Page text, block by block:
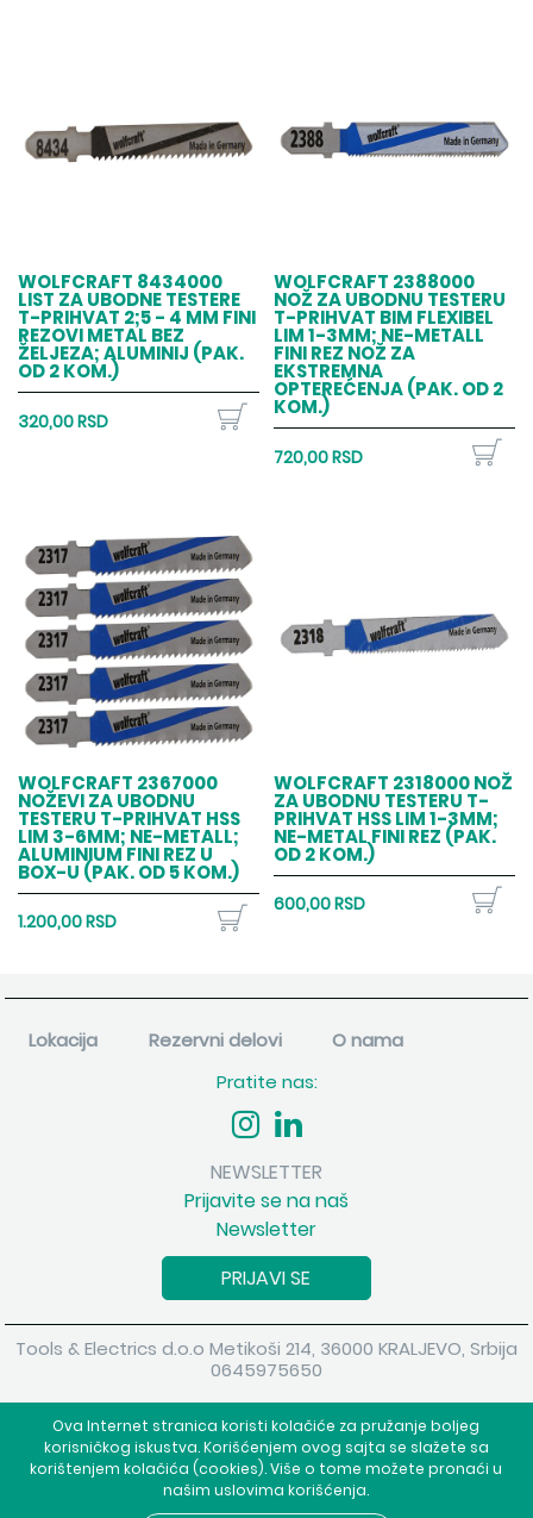
Ova Internet stranica koristi kolačiće za pružanje boljeg
korisničkog iskustva. Korišćenjem ovog sajta se slažete sa
korištenjem kolačića (cookies). Više o tome možete pronaći u
našim uslovima korišćenja.
WOLFCRAFT 8434000
LIST ZA UBODNE TESTERE
T-PRIHVAT 2;5 - 4 MM FINI
REZOVI METAL BEZ
ŽELJEZA; ALUMINIJ (PAK.
OD 2 KOM.)
320,00 RSD
WOLFCRAFT 2388000
NOŽ ZA UBODNU TESTERU
T-PRIHVAT BIM FLEXIBEL
LIM 1-3MM; NE-METALL
FINI REZ NOŽ ZA
EKSTREMNA
OPTEREĆENJA (PAK. OD 2
KOM.)
720,00 RSD
WOLFCRAFT 2367000
NOŽEVI ZA UBODNU
TESTERU T-PRIHVAT HSS
LIM 3-6MM; NE-METALL;
ALUMINIUM FINI REZ U
BOX-U (PAK. OD 5 KOM.)
1.200,00 RSD
WOLFCRAFT 2318000 NOŽ
ZA UBODNU TESTERU T-
PRIHVAT HSS LIM 1-3MM;
NE-METAL FINI REZ (PAK.
OD 2 KOM.)
600,00 RSD
Lokacija Rezervni delovi
O nama
Pratite nas:
NEWSLETTER
Prijavite se na naš
Newsletter
PRIJAVI SE
Tools & Electrics d.o.o Metikoši 214, 36000 KRALJEVO, Srbija
0645975650
Powered byshopen.com